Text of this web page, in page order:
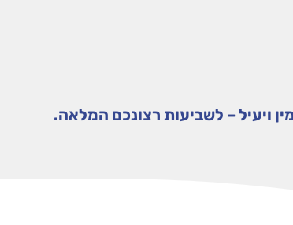
ויעיל – לשביעות רצונכם המלאה.